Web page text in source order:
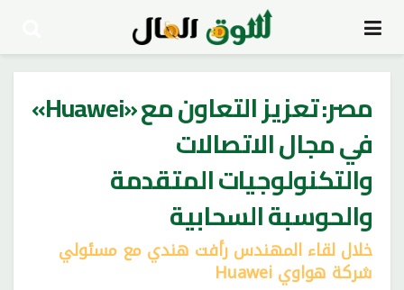
مصر: تعزيز التعاون مع «Huawei»
في مجال الاتصالات
والتكنولوجيات المتقدمة
والحوسبة السحابية
خلال لقاء المهندس رأفت هندي مع مسئولي
شركة هواوي Huawei